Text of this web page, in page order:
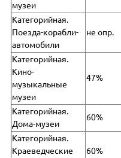
музеи
Категорийная.
Поезда-корабли-
автомобили
не опр.
Категорийная.
Кино-
музыкальные
музеи
47%
Категорийная.
Дома-музеи
60%
Категорийная.
Краеведческие
60%